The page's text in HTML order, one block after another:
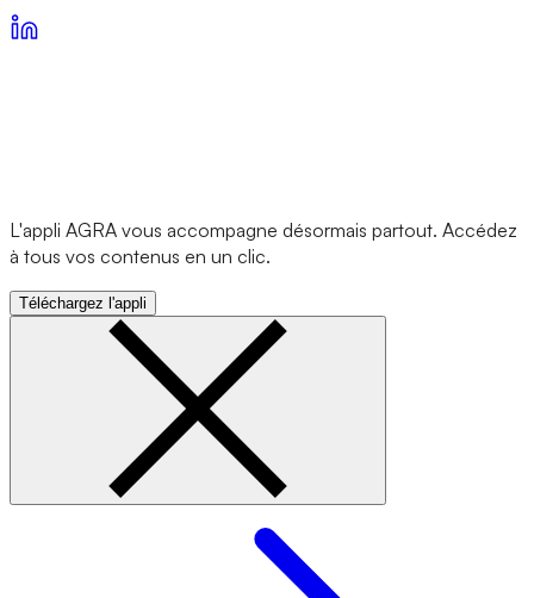
L'appli AGRA vous accompagne désormais partout. Accédez
à tous vos contenus en un clic.
Téléchargez l'appli